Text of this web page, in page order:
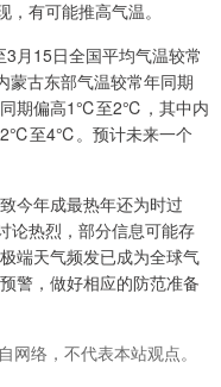
有可能推高气温。
月15日全国平均气温较常
古东部气温较常年同期
同期偏高1℃至2℃，其中内
2℃至4℃。预计未来一个
今年成最热年还为时过
论热烈，部分信息可能存
端天气频发已成为全球气
警，做好相应的防范准备
网络，不代表本站观点。